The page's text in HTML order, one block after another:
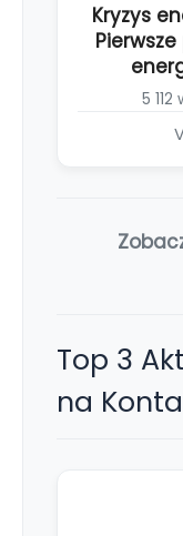
Kryzys
5
Top 3
na